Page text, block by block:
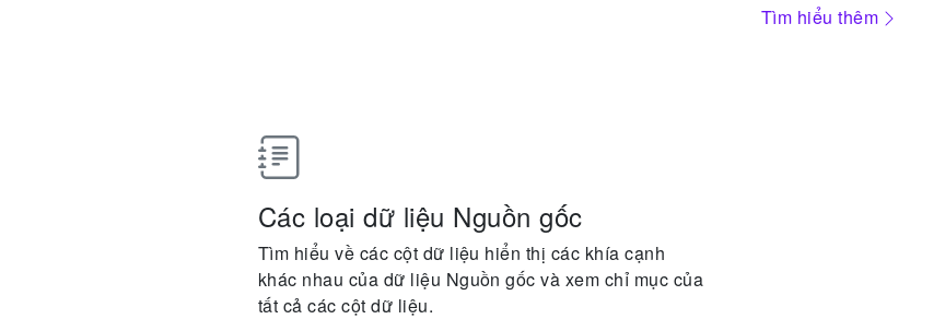
Tìm hiểu thêm
Các loại dữ liệu Nguồn gốc
Tìm hiểu về các cột dữ liệu hiển thị các khía cạnh
khác nhau của dữ liệu Nguồn gốc và xem chỉ mục của
tất cả các cột dữ liệu.